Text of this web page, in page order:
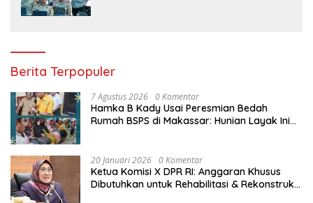
Berita Terpopuler
7 Agustus 2026 0 Komentar
Hamka B Kady Usai Peresmian Bedah
Rumah BSPS di Makassar: Hunian Layak Ini
20 Januari 2026 0 Komentar
Ketua Komisi X DPR RI: Anggaran Khusus
Dibutuhkan untuk Rehabilitasi & Rekonstruksi